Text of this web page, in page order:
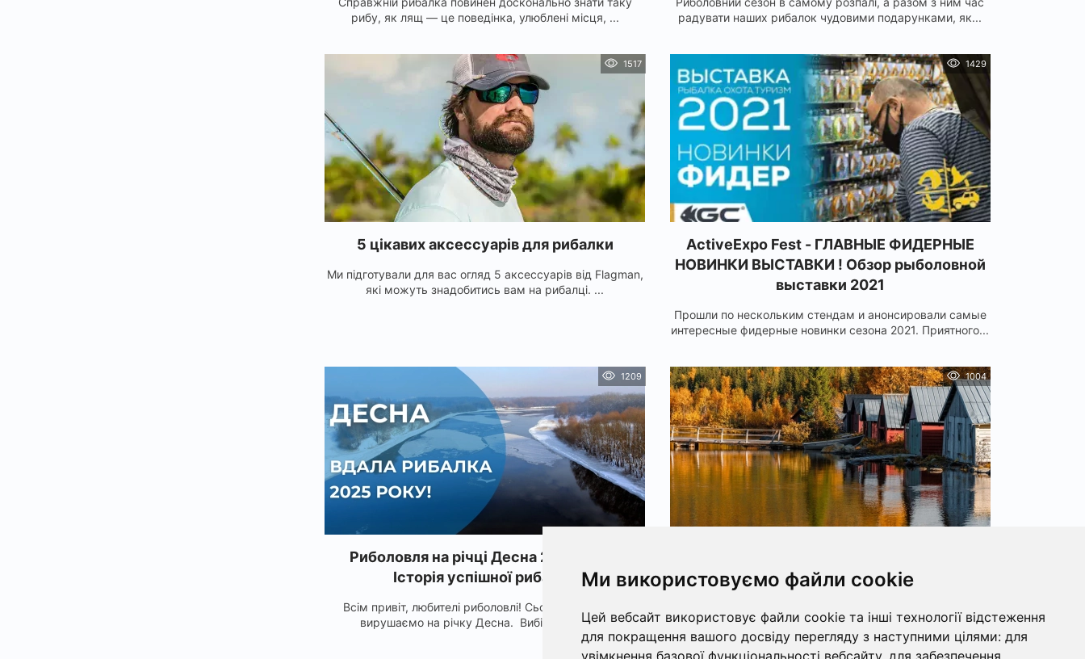
Ми використовуємо файли cookie
Цей вебсайт використовує файли cookie та інші технології відстеження
для покращення вашого досвіду перегляду з наступними цілями: для
увімкнення базової функціональності вебсайту, для забезпечення
рибу, як лящ — це поведінка, улюблені місця, ...
радувати наших рибалок чудовими подарунками, як...
1517
5 цікавих аксессуарів для рибалки
Ми підготували для вас огляд 5 аксессуарів від Flagman,
які можуть знадобитись вам на рибалці. ...
1429
ActiveExpo Fest - ГЛАВНЫЕ ФИДЕРНЫЕ
НОВИНКИ ВЫСТАВКИ ! Обзор рыболовной
выставки 2021
Прошли по нескольким стендам и анонсировали самые
интересные фидерные новинки сезона 2021. Приятного...
1209
Риболовля на річці Десна 2025 року:
Історія успішної рибалки
Всім привіт, любителі риболовлі! Сьогодні ми знову
вирушаємо на річку Десна. Вибір місця та...
1004
Україні
водоймами та різноманіттям рибних ресурсів. Я...